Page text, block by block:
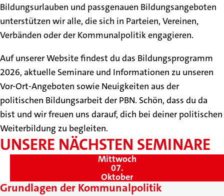
Bildungsurlauben und passgenauen Bildungsangeboten
unterstützen wir alle, die sich in Parteien, Vereinen,
Verbänden oder der Kommunalpolitik engagieren.
Auf unserer Website findest du das Bildungsprogramm
2026, aktuelle Seminare und Informationen zu unseren
Vor-Ort-Angeboten sowie Neuigkeiten aus der
politischen Bildungsarbeit der PBN. Schön, dass du da
bist und wir freuen uns darauf, dich bei deiner politischen
Weiterbildung zu begleiten.
UNSERE NÄCHSTEN SEMINARE
Mittwoch
07.
Oktober
Grundlagen der Kommunalpolitik